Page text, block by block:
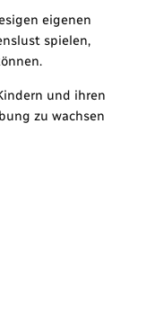
eigenen
spielen,
und ihren
zu wachsen